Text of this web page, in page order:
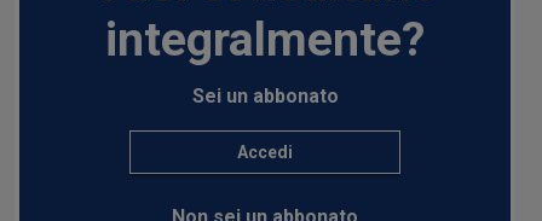
integralmente?
Sei un abbonato
Accedi